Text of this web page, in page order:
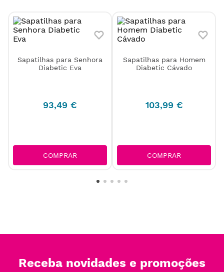
Sapatilhas para Senhora
Diabetic Eva
93,49 €
COMPRAR
Sapatilhas para Homem
Diabetic Cávado
103,99 €
COMPRAR
Receba novidades e promoções